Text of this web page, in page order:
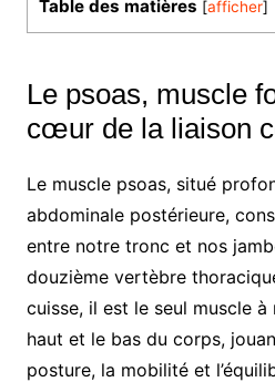
Table des matières [afficher]
Le psoas, muscle
cœur de la liaison
Le muscle psoas, situé
abdominale postérieure,
entre notre tronc et nos
douzième vertèbre
cuisse, il est le seul muscle
haut et le bas du corps,
posture, la mobilité et